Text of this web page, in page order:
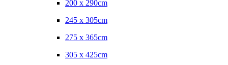
200 x 290cm
245 x 305cm
275 x 365cm
305 x 425cm